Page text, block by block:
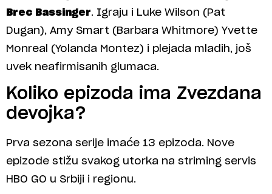
Brec Bassinger. Igraju i Luke Wilson (Pat
Dugan), Amy Smart (Barbara Whitmore) Yvette
Monreal (Yolanda Montez) i plejada mladih, još
uvek neafirmisanih glumaca.
Koliko epizoda ima Zvezdana
devojka?
Prva sezona serije imaće 13 epizoda. Nove
epizode stižu svakog utorka na striming servis
HBO GO u Srbiji i regionu.